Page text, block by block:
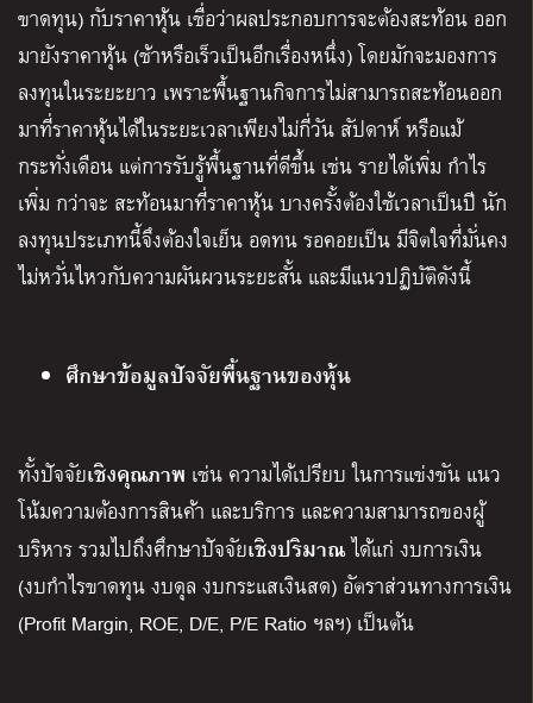
ขาดทุน) กับราคาหุ้น เชื่อว่าผลประกอบการจะต้องสะท้อน ออก
มายังราคาหุ้น (ช้าหรือเร็วเป็นอีกเรื่องหนึ่ง) โดยมักจะมองการ
ลงทุนในระยะยาว เพราะพื้นฐานกิจการไม่สามารถสะท้อนออก
มาที่ราคาหุ้นได้ในระยะเวลาเพียงไม่กี่วัน สัปดาห์ หรือแม้
กระทั่งเดือน แต่การรับรู้พื้นฐานที่ดีขึ้น เช่น รายได้เพิ่ม กำไร
เพิ่ม กว่าจะ สะท้อนมาที่ราคาหุ้น บางครั้งต้องใช้เวลาเป็นปี นัก
ลงทุนประเภทนี้จึงต้องใจเย็น อดทน รอคอยเป็น มีจิตใจที่มั่นคง
ไม่หวั่นไหวกับความผันผวนระยะสั้น และมีแนวปฏิบัติดังนี้
ศึกษาข้อมูลปัจจัยพื้นฐานของหุ้น
ทั้งปัจจัยเชิงคุณภาพ เช่น ความได้เปรียบ ในการแข่งขัน แนว
โน้มความต้องการสินค้า และบริการ และความสามารถของผู้
บริหาร รวมไปถึงศึกษาปัจจัยเชิงปริมาณได้แก่ งบการเงิน
(งบกำไรขาดทุน งบดุล งบกระแสเงินสด) อัตราส่วนทางการเงิน
(Profit Margin, ROE, D/E, P/E Ratio ฯลฯ) เป็นต้น